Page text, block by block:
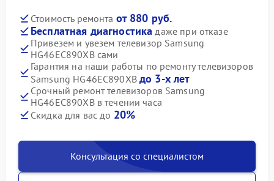
Стоимость ремонта от 880 руб.
Бесплатная диагностика даже при отказе
Привезем и увезем телевизор Samsung
HG46EC890XB сами
Гарантия на наши работы по ремонту телевизоров
Samsung HG46EC890XB до 3-х лет
Срочный ремонт телевизоров Samsung
HG46EC890XB в течении часа
Скидка для вас до 20%
Консультация со специалистом